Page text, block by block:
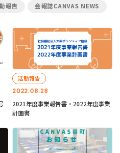
報告 会報誌CANVAS NEWS
2022.08.28
活動報告
2021年度事業報告書・2022年度事業
計画書